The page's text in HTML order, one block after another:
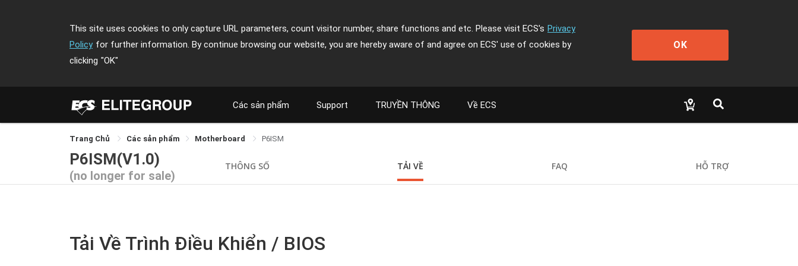
This site uses cookies to only capture URL parameters, count visitor number, share functions and etc. Please visit ECS's Privacy
Policy for further information. By continue browsing our website, you are hereby aware of and agree on ECS' use of cookies by
clicking "OK"
OK
Các sản phẩm Support TRUYỀN THÔNG Về ECS
Trang Chủ Các sản phẩm Motherboard P6ISM
P6ISM(V1.0)
(no longer for sale)
THÔNG SỐ TẢI VỀ FAQ HỖ TRỢ
Tải Về Trình Điều Khiển / BIOS